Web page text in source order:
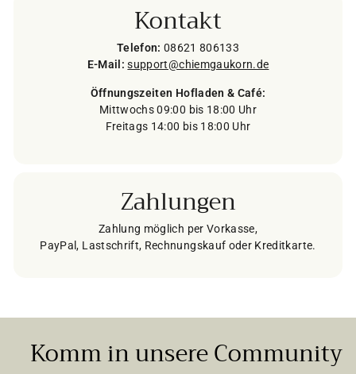
Kontakt
Telefon: 08621 806133
E-Mail: support@chiemgaukorn.de
Öffnungszeiten Hofladen & Café:
Mittwochs 09:00 bis 18:00 Uhr
Freitags 14:00 bis 18:00 Uhr
Zahlungen
Zahlung möglich per Vorkasse,
PayPal, Lastschrift, Rechnungskauf oder Kreditkarte.
Komm in unsere Community